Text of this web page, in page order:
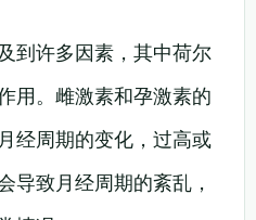
到许多因素，其中荷尔
用。雌激素和孕激素的
经周期的变化，过高或
导致月经周期的紊乱，